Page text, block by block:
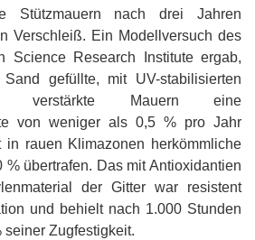
Stützmauern nach drei Jahren
Verschleiß. Ein Modellversuch des
Science Research Institute ergab,
gefüllte, mit UV-stabilisierten
verstärkte Mauern eine
von weniger als 0,5 % pro Jahr
in rauen Klimazonen herkömmliche
% übertrafen. Das mit Antioxidantien
der Gitter war resistent
und behielt nach 1.000 Stunden
seiner Zugfestigkeit.